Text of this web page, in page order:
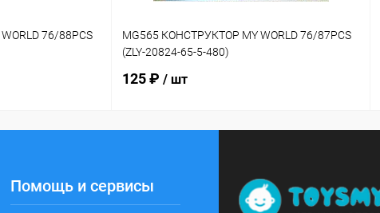
76/88PCS
MG565 КОНСТРУКТОР MY WORLD 76/87PCS
(ZLY-20824-65-5-480)
125 ₽ / шт
Помощь и сервисы